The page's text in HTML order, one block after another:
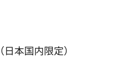
本国内限定）